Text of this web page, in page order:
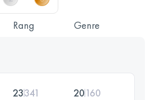
Rang Genre
23341 20160